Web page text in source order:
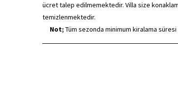
ücret talep edilmemektedir. Villa size
temizlenmektedir.
Not; Tüm sezonda minimum kiralama